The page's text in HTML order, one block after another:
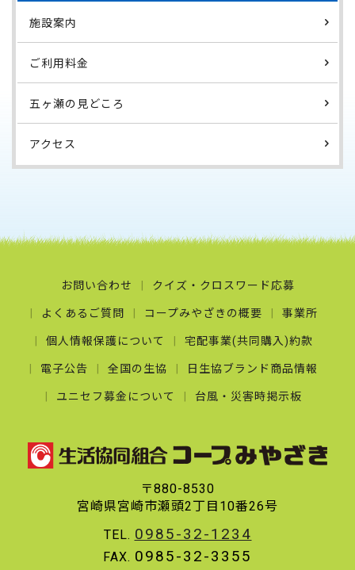
施設案内
ご利用料金
五ヶ瀬の見どころ
アクセス
お問い合わせ クイズ・クロスワード応募
よくあるご質問 コープみやざきの概要 事業所
個人情報保護について 宅配事業(共同購入)約款
電子公告 全国の生協 日生協ブランド商品情報
ユニセフ募金について 台風・災害時掲示板
〒880-8530
宮崎県宮崎市瀬頭2丁目10番26号
TEL. 0985-32-1234
FAX. 0985-32-3355